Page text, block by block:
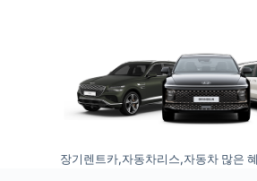
장기렌트카,자동차리스,자동차 많은